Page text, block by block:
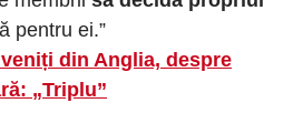
pentru ei.”
din Anglia, despre
„Triplu”